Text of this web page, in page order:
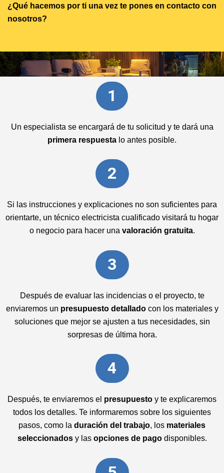
¿Qué hacemos por ti una vez te pones en contacto con
nosotros?
1
Un especialista se encargará de tu solicitud y te dará una
primera respuesta lo antes posible.
2
Si las instrucciones y explicaciones no son suficientes para
orientarte, un técnico electricista cualificado visitará tu hogar
o negocio para hacer una valoración gratuita.
3
Después de evaluar las incidencias o el proyecto, te
enviaremos un presupuesto detalladocon los materiales y
soluciones que mejor se ajusten a tus necesidades, sin
sorpresas de última hora.
4
Después, te enviaremos el presupuesto y te explicaremos
todos los detalles. Te informaremos sobre los siguientes
pasos, como la duración del trabajo, los materiales
seleccionadosy las opciones de pagodisponibles.